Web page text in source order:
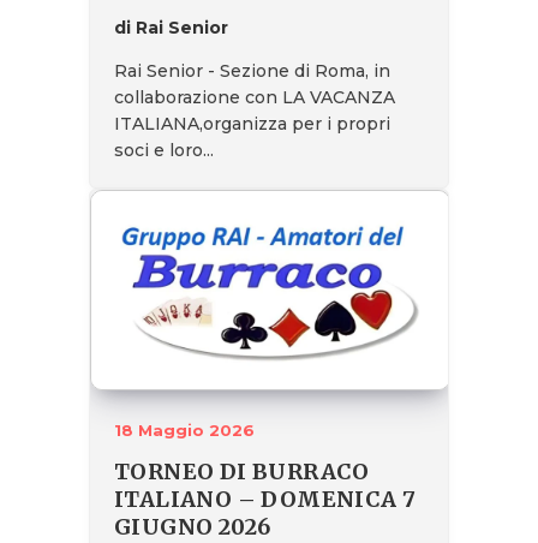
di Rai Senior
Rai Senior - Sezione di Roma, in
collaborazione con LA VACANZA
ITALIANA,organizza per i propri
soci e loro...
18 Maggio 2026
TORNEO DI BURRACO
ITALIANO – DOMENICA 7
GIUGNO 2026